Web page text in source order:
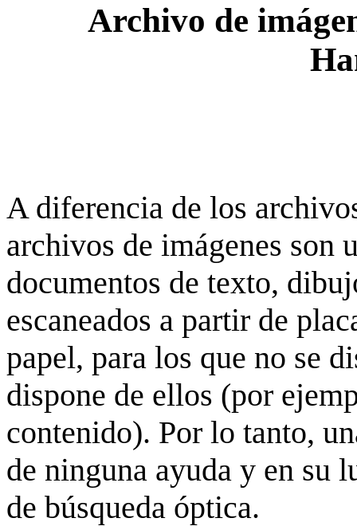
Archivo de
A diferencia de los
archivos de imágenes son
documentos de texto,
escaneados a partir de
papel, para los que no se
dispone de ellos (por
contenido). Por lo tanto,
de ninguna ayuda y en su
de búsqueda óptica.